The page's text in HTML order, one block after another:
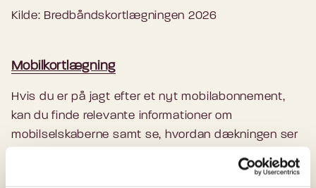
Kilde: Bredbåndskortlægningen 2026
Mobilkortlægning
Hvis du er på jagt efter et nyt mobilabonnement,
kan du finde relevante informationer om
mobilselskaberne samt se, hvordan dækningen ser